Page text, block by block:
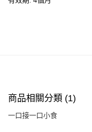
每筆HK$50.00，滿
商品相關分類 (1)
一口接一口小食